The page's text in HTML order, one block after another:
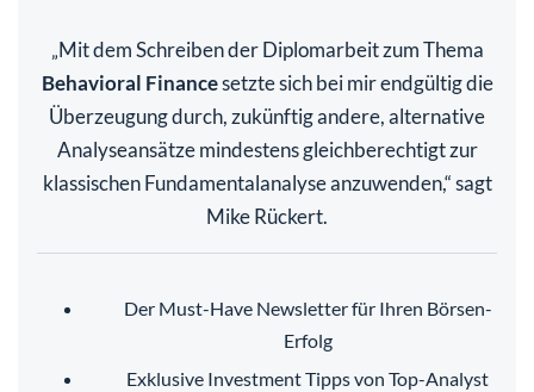
„Mit dem Schreiben der Diplomarbeit zum Thema
Behavioral Financesetzte sich bei mir endgültig die
Überzeugung durch, zukünftig andere, alternative
Analyseansätze mindestens gleichberechtigt zur
klassischen Fundamentalanalyse anzuwenden,“ sagt
Mike Rückert.
Der Must-Have Newsletter für Ihren Börsen-
Erfolg
Exklusive Investment Tipps von Top-Analyst